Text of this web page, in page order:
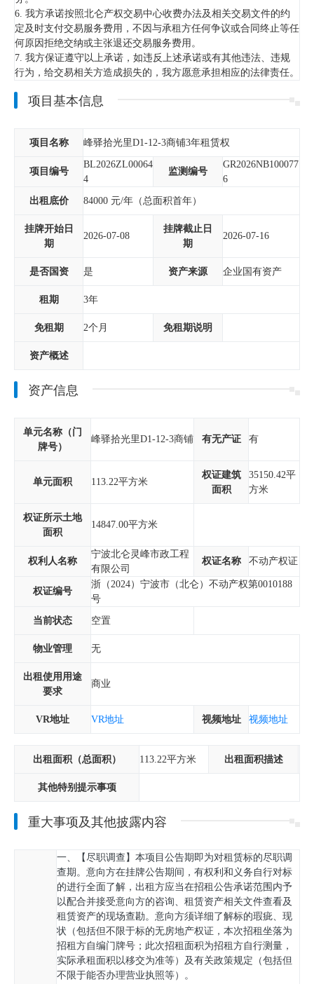
6. 我方承诺按照北仑产权交易中心收费办法及相关交易文件的约
定及时支付交易服务费用，不因与承租方任何争议或合同终止等任
何原因拒绝交纳或主张退还交易服务费用。
7. 我方保证遵守以上承诺，如违反上述承诺或有其他违法、违规
行为，给交易相关方造成损失的，我方愿意承担相应的法律责任。
项目基本信息
项目名称 峰驿拾光里D1-12-3商铺3年租赁权
项目编号
BL2026ZL00064
4
监测编号
GR2026NB100077
6
出租底价 84000 元/年（总面积首年）
挂牌开始日
期
2026-07-08
挂牌截止日
期
2026-07-16
是否国资 是 资产来源 企业国有资产
租期 3年
免租期 2个月 免租期说明
资产概述
资产信息
单元名称（门
牌号）
峰驿拾光里D1-12-3商铺 有无产证 有
单元面积 113.22平方米
权证建筑
面积
35150.42平
方米
权证所示土地
面积
14847.00平方米
权利人名称
宁波北仑灵峰市政工程
有限公司
权证名称 不动产权证
权证编号
浙（2024）宁波市（北仑）不动产权第0010188
号
当前状态 空置
物业管理 无
出租使用用途
要求
商业
VR地址 VR地址 视频地址 视频地址
出租面积（总面积） 113.22平方米 出租面积描述
其他特别提示事项
重大事项及其他披露内容
一、【尽职调查】本项目公告期即为对租赁标的尽职调
查期。意向方在挂牌公告期间，有权利和义务自行对标
的进行全面了解，出租方应当在招租公告承诺范围内予
以配合并接受意向方的咨询、租赁资产相关文件查看及
租赁资产的现场查勘。意向方须详细了解标的瑕疵、现
状（包括但不限于标的无房地产权证，本次招租坐落为
招租方自编门牌号；此次招租面积为招租方自行测量，
实际承租面积以移交为准等）及有关政策规定（包括但
不限于能否办理营业执照等）。